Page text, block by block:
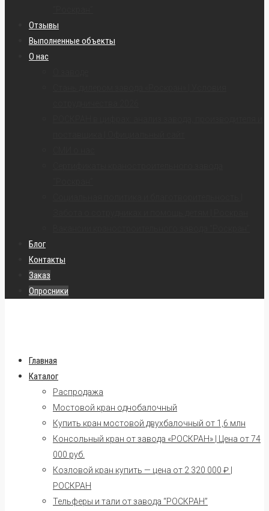
Отзывы
Выполненные объекты
О нас
Блог
Контакты
Заказ
Опросники
Главная
Каталог
Распродажа
Мостовой кран однобалочный
Купить кран мостовой двухбалочный от 1,6 млн
Консольный кран от завода «РОСКРАН» | Цена от 74
000 руб.
Козловой кран купить — цена от 2 320 000 ₽ |
РОСКРАН
Тельферы и тали от завода “РОСКРАН”